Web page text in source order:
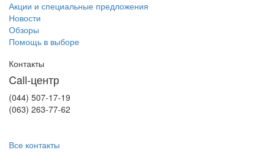
Акции и специальные предложения
Новости
Обзоры
Помощь в выборе
Контакты
Call-центр
(044) 507-17-19
(063) 263-77-62
Все контакты